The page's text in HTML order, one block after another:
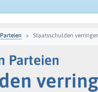
Staatsschulden
Parteien